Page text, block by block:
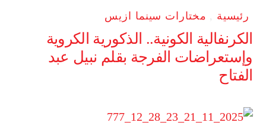
رئيسية , مختارات سينما ازيس
الكرنفالية الكونية.. الذكورية الكروية
وإستعراضات الفرجة بقلم نبيل عبد
الفتاح